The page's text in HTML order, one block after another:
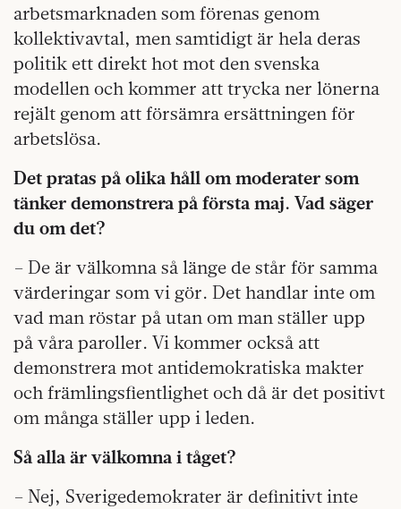
arbetsmarknaden som förenas genom
kollektivavtal, men samtidigt är hela deras
politik ett direkt hot mot den svenska
modellen och kommer att trycka ner lönerna
rejält genom att försämra ersättningen för
arbetslösa.
Det pratas på olika håll om moderater som
tänker demonstrera på första maj. Vad säger
du om det?
– De är välkomna så länge de står för samma
värderingar som vi gör. Det handlar inte om
vad man röstar på utan om man ställer upp
på våra paroller. Vi kommer också att
demonstrera mot antidemokratiska makter
och främlingsfientlighet och då är det positivt
om många ställer upp i leden.
Så alla är välkomna i tåget?
– Nej, Sverigedemokrater är definitivt inte